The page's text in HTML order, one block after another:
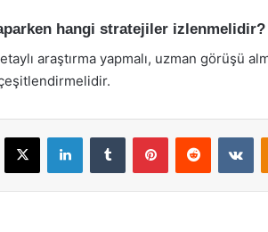
hangi stratejiler izlenmelidir?
araştırma yapmalı, uzman görüşü
X LinkedInTumblr PinterestReddit